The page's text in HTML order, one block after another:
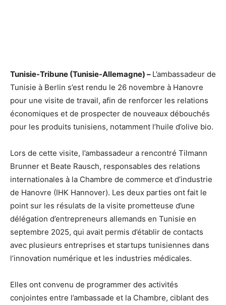
Tunisie-Tribune (Tunisie-Allemagne) – L’ambassadeur de
Tunisie à Berlin s’est rendu le 26 novembre à Hanovre
pour une visite de travail, afin de renforcer les relations
économiques et de prospecter de nouveaux débouchés
pour les produits tunisiens, notamment l’huile d’olive bio.
Lors de cette visite, l’ambassadeur a rencontré Tilmann
Brunner et Beate Rausch, responsables des relations
internationales à la Chambre de commerce et d’industrie
de Hanovre (IHK Hannover). Les deux parties ont fait le
point sur les résulats de la visite prometteuse d’une
délégation d’entrepreneurs allemands en Tunisie en
septembre 2025, qui avait permis d’établir de contacts
avec plusieurs entreprises et startups tunisiennes dans
l’innovation numérique et les industries médicales.
Elles ont convenu de programmer des activités
conjointes entre l’ambassade et la Chambre, ciblant des